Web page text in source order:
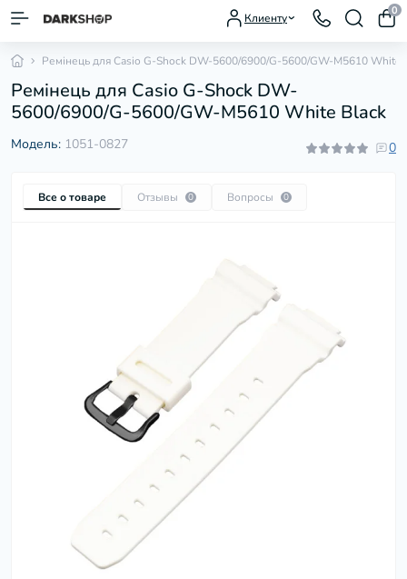
Клиенту
0
Ремінець для Casio G-Shock DW-5600/6900/G-5600/GW-M5610 White
Ремінець для Casio G-Shock DW-
5600/6900/G-5600/GW-M5610 White Black
Модель: 1051-0827 0
Все о товаре Отзывы 0 Вопросы 0